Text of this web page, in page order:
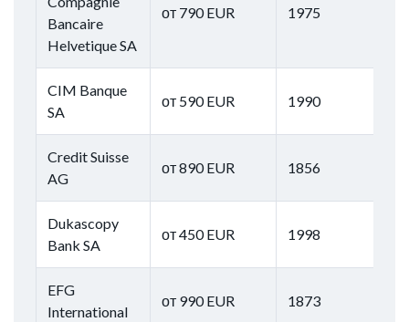
Bancaire
Helvetique SA
от 790 EUR 1975
CIM Banque
SA
от 590 EUR 1990
Credit Suisse
AG
от 890 EUR 1856
Dukascopy
Bank SA
от 450 EUR 1998
EFG
International
от 990 EUR 1873